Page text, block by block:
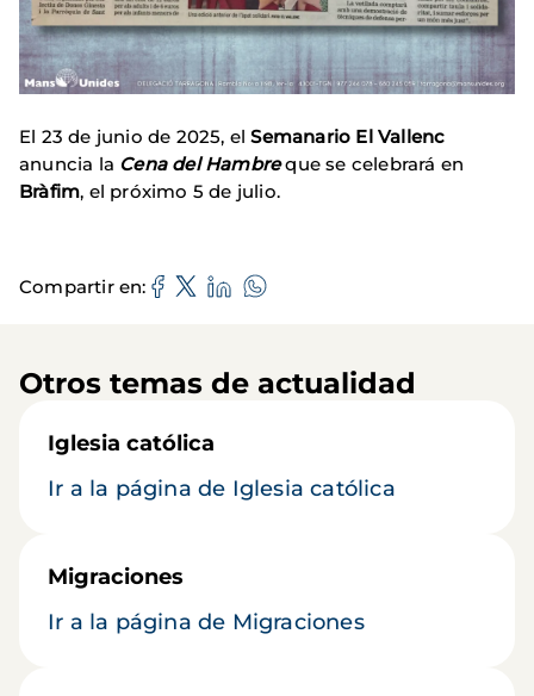
El 23 de junio de 2025, el Semanario El Vallenc
anuncia la Cena del Hambreque se celebrará en
Bràfim, el próximo 5 de julio.
Compartir en
Otros temas de actualidad
Iglesia católica
Ir a la página de Iglesia católica
Migraciones
Ir a la página de Migraciones